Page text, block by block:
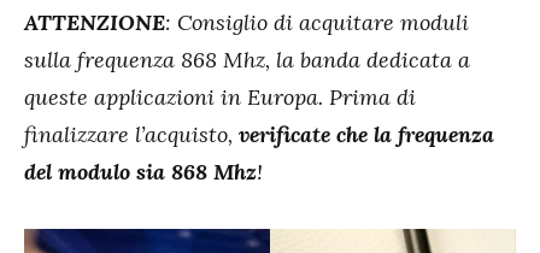
ATTENZIONE: Consiglio di acquitare moduli
sulla frequenza 868 Mhz, la banda dedicata a
queste applicazioni in Europa. Prima di
finalizzare l’acquisto, verificate che la frequenza
del modulo sia 868 Mhz!